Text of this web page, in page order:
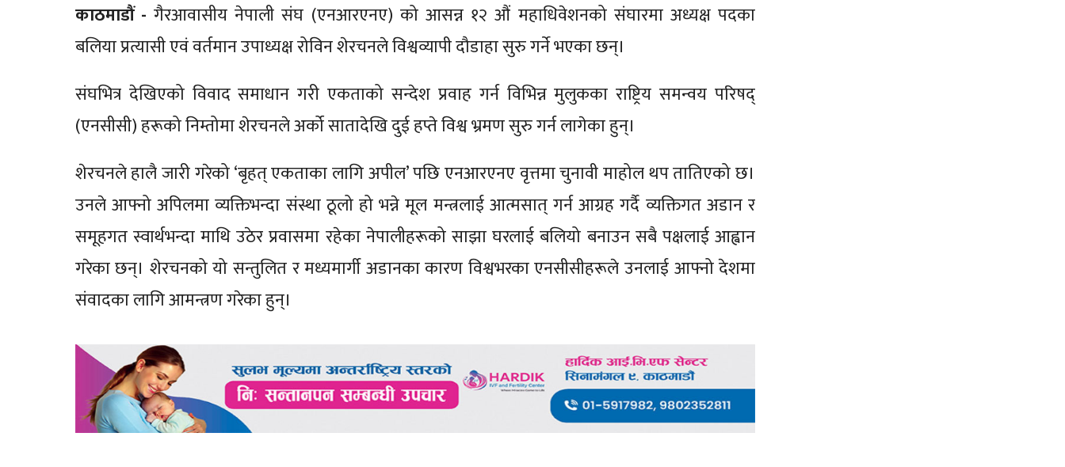
काठमाडौं - गैरआवासीय नेपाली संघ (एनआरएनए) को आसन्न १२ औं महाधिवेशनको संघारमा अध्यक्ष पदका
बलिया प्रत्यासी एवं वर्तमान उपाध्यक्ष रोविन शेरचनले विश्वव्यापी दौडाहा सुरु गर्ने भएका छन्।
संघभित्र देखिएको विवाद समाधान गरी एकताको सन्देश प्रवाह गर्न विभिन्न मुलुकका राष्ट्रिय समन्वय परिषद्
(एनसीसी) हरूको निम्तोमा शेरचनले अर्को सातादेखि दुई हप्ते विश्व भ्रमण सुरु गर्न लागेका हुन्।
शेरचनले हालै जारी गरेको ‘बृहत् एकताका लागि अपील’ पछि एनआरएनए वृत्तमा चुनावी माहोल थप तातिएको छ।
उनले आफ्नो अपिलमा व्यक्तिभन्दा संस्था ठूलो हो भन्ने मूल मन्त्रलाई आत्मसात् गर्न आग्रह गर्दै व्यक्तिगत अडान र
समूहगत स्वार्थभन्दा माथि उठेर प्रवासमा रहेका नेपालीहरूको साझा घरलाई बलियो बनाउन सबै पक्षलाई आह्वान
गरेका छन्। शेरचनको यो सन्तुलित र मध्यमार्गी अडानका कारण विश्वभरका एनसीसीहरूले उनलाई आफ्नो देशमा
संवादका लागि आमन्त्रण गरेका हुन्।